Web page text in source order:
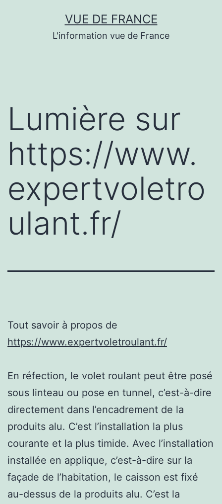
VUE DE FRANCE
L'information vue de France
Lumière sur
https://www.
expertvoletro
ulant.fr/
Tout savoir à propos de
https://www.expertvoletroulant.fr/
En réfection, le volet roulant peut être posé
sous linteau ou pose en tunnel, c’est-à-dire
directement dans l’encadrement de la
produits alu. C’est l’installation la plus
courante et la plus timide. Avec l’installation
installée en applique, c’est-à-dire sur la
façade de l’habitation, le caisson est fixé
au-dessus de la produits alu. C’est la